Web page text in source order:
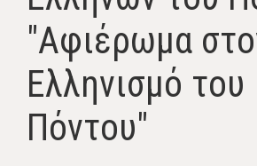
"Αφιέρωμα
Ελληνισμό του
Πόντου"